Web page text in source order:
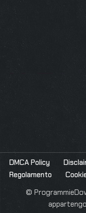
DMCA Policy
Regolamento
©